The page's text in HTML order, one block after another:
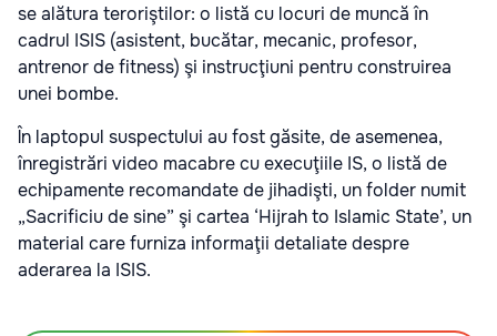
se alătura teroriştilor: o listă cu locuri de muncă în
cadrul ISIS (asistent, bucătar, mecanic, profesor,
antrenor de fitness) şi instrucţiuni pentru construirea
unei bombe.
În laptopul suspectului au fost găsite, de asemenea,
înregistrări video macabre cu execuţiile IS, o listă de
echipamente recomandate de jihadişti, un folder numit
„Sacrificiu de sine” şi cartea ‘Hijrah to Islamic State’, un
material care furniza informaţii detaliate despre
aderarea la ISIS.